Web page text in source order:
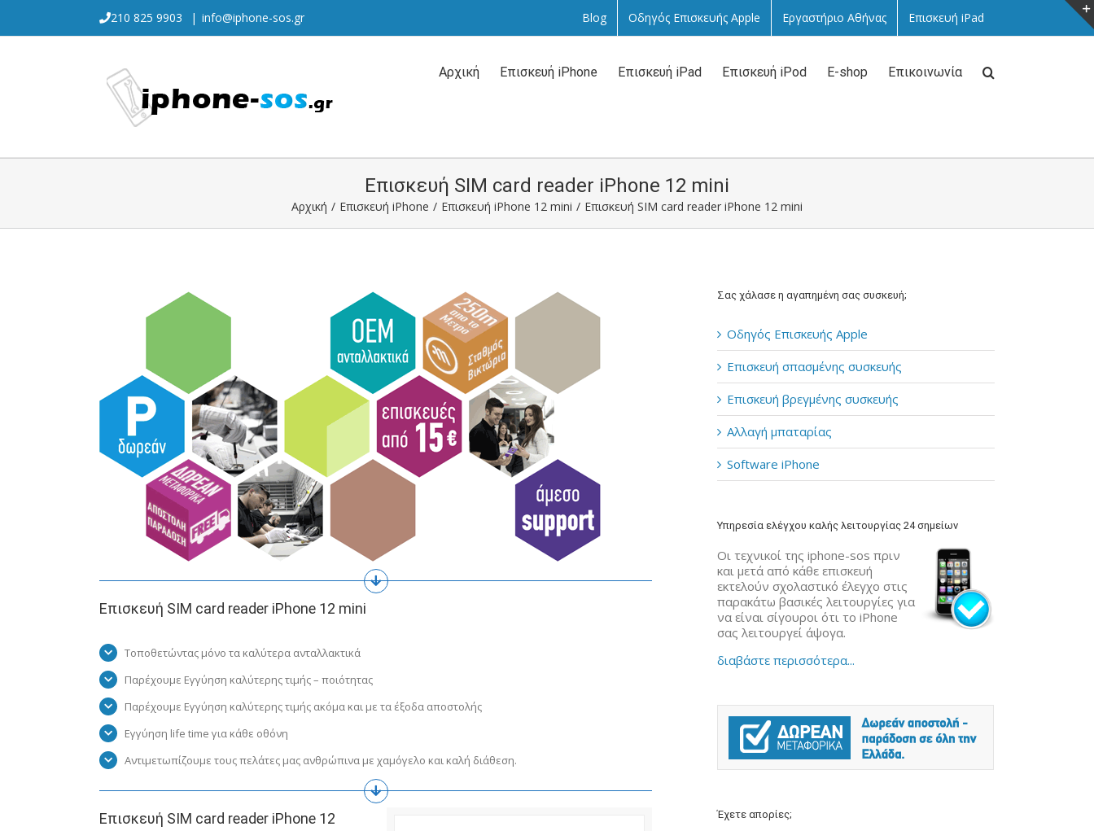
content
210 825 9903 | info@iphone-sos.gr Blog Οδηγός Επισκευής Apple Εργαστήριο Αθήνας Επισκευή iPad
Αναζήτηση
Αρχική Επισκευή iPhone Επισκευή iPad Επισκευή iPod E-shop Επικοινωνία
Επισκευή SIM card reader iPhone 12 mini
Αρχική / Επισκευή iPhone / Επισκευή iPhone 12 mini / Επισκευή SIM card reader iPhone 12 mini
Επισκευή SIM card reader iPhone 12 mini
Τοποθετώντας μόνο τα καλύτερα ανταλλακτικά
Παρέχουμε Εγγύηση καλύτερης τιμής – ποιότητας
Παρέχουμε Εγγύηση καλύτερης τιμής ακόμα και με τα έξοδα αποστολής
Εγγύηση life time για κάθε οθόνη
Αντιμετωπίζουμε τους πελάτες μας ανθρώπινα με χαμόγελο και καλή διάθεση.
Επισκευή SIM card reader iPhone 12
Σας χάλασε η αγαπημένη σας συσκευή;
Οδηγός Επισκευής Apple
Επισκευή σπασμένης συσκευής
Επισκευή βρεγμένης συσκευής
Αλλαγή μπαταρίας
Software iPhone
Υπηρεσία ελέγχου καλής λειτουργίας 24 σημείων
Οι τεχνικοί της iphone-sos πριν
και μετά από κάθε επισκευή
εκτελούν σχολαστικό έλεγχο στις
παρακάτω βασικές λειτουργίες για
να είναι σίγουροι ότι το iPhone
σας λειτουργεί άψογα.
διαβάστε περισσότερα...
Έχετε απορίες;